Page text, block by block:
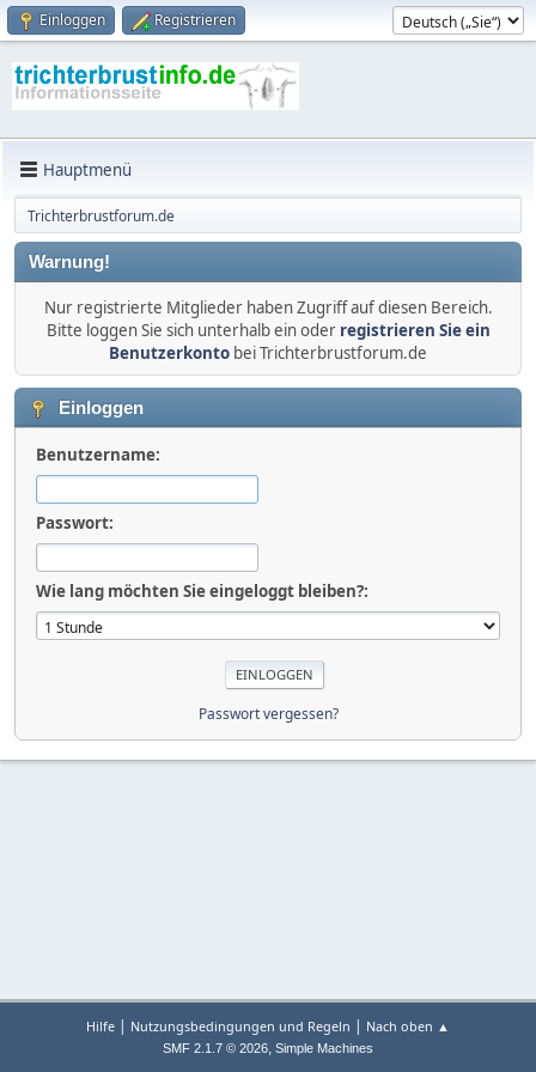
Einloggen Registrieren
Hauptmenü
Trichterbrustforum.de
Warnung!
Nur registrierte Mitglieder haben Zugriff auf diesen Bereich.
Bitte loggen Sie sich unterhalb ein oder registrieren Sie ein
Benutzerkonto bei Trichterbrustforum.de
Einloggen
Benutzername:
Passwort:
Wie lang möchten Sie eingeloggt bleiben?:
Passwort vergessen?
Hilfe | Nutzungsbedingungen und Regeln | Nach oben ▲
SMF 2.1.7 © 2026, Simple Machines